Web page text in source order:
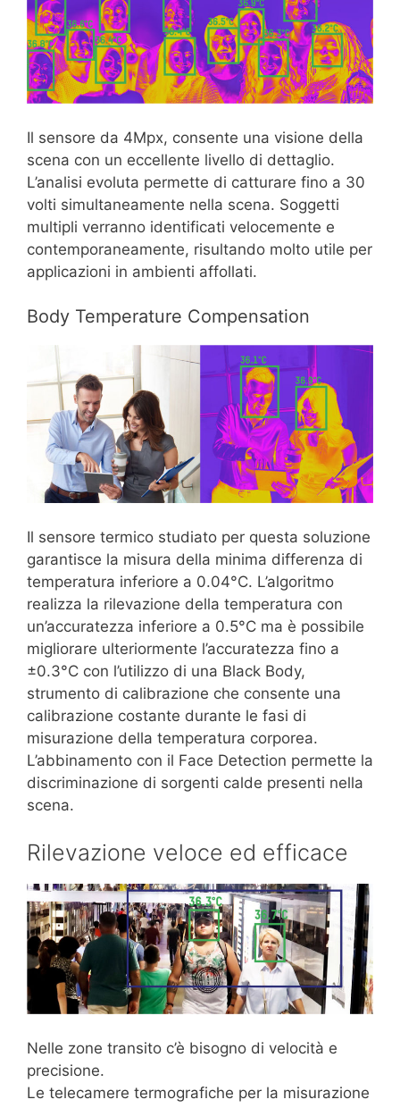
Il sensore da 4Mpx, consente una visione della
scena con un eccellente livello di dettaglio.
L’analisi evoluta permette di catturare fino a 30
volti simultaneamente nella scena. Soggetti
multipli verranno identificati velocemente e
contemporaneamente, risultando molto utile per
applicazioni in ambienti affollati.
Body Temperature Compensation
Il sensore termico studiato per questa soluzione
garantisce la misura della minima differenza di
temperatura inferiore a 0.04°C. L’algoritmo
realizza la rilevazione della temperatura con
un’accuratezza inferiore a 0.5°C ma è possibile
migliorare ulteriormente l’accuratezza fino a
±0.3°C con l’utilizzo di una Black Body,
strumento di calibrazione che consente una
calibrazione costante durante le fasi di
misurazione della temperatura corporea.
L’abbinamento con il Face Detection permette la
discriminazione di sorgenti calde presenti nella
scena.
Rilevazione veloce ed efficace
Nelle zone transito c’è bisogno di velocità e
precisione.
Le telecamere termografiche per la misurazione